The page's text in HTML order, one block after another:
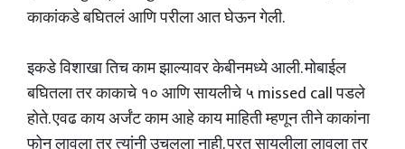
काकांकडे बघितलं आणि परीला आत घेऊन गेली.
इकडे विशाखा तिच काम झाल्यावर केबीनमध्ये आली‌. मोबाईल
बघितला तर काकाचे १० आणि सायलीचे ५ missed call पडले
होते. एवढ काय अर्जंट काम आहे काय माहिती म्हणून तीने काकांना